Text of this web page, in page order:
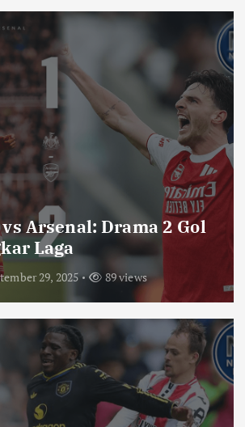
Arsenal: Drama 2 Gol
Laga
29, 2025 89 views